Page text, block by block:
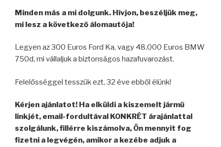
Minden más a mi dolgunk. Hívjon, beszéljük meg,
mi lesz a következő álomautója!
Legyen az 300 Euros Ford Ka, vagy 48.000 Euros BMW
750d, mi vállaljuk a biztonságos hazafuvarozást.
Felelősséggel tesszük ezt, 32 éve ebből élünk!
Kérjen ajánlatot! Ha elküldi a kiszemelt jármű
linkjét, email-fordultával KONKRÉT árajánlattal
szolgálunk, fillérre kiszámolva, Ön mennyit fog
fizetni a legvégén, amikor a kezébe adjuk a